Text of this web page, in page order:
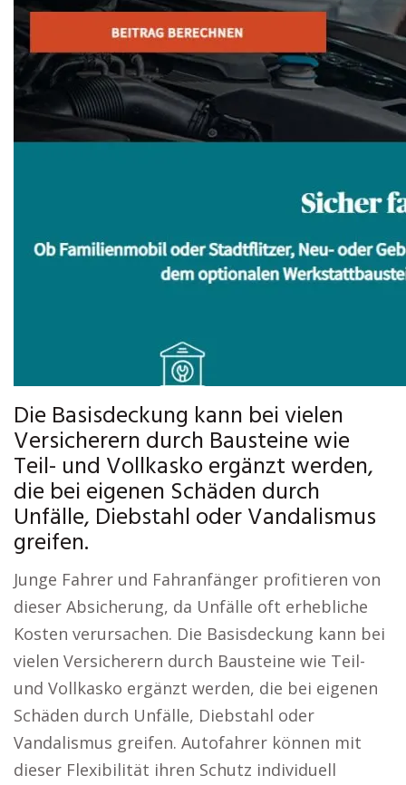
Die Basisdeckung kann bei vielen
Versicherern durch Bausteine wie
Teil- und Vollkasko ergänzt werden,
die bei eigenen Schäden durch
Unfälle, Diebstahl oder Vandalismus
greifen.
Junge Fahrer und Fahranfänger profitieren von
dieser Absicherung, da Unfälle oft erhebliche
Kosten verursachen. Die Basisdeckung kann bei
vielen Versicherern durch Bausteine wie Teil-
und Vollkasko ergänzt werden, die bei eigenen
Schäden durch Unfälle, Diebstahl oder
Vandalismus greifen. Autofahrer können mit
dieser Flexibilität ihren Schutz individuell